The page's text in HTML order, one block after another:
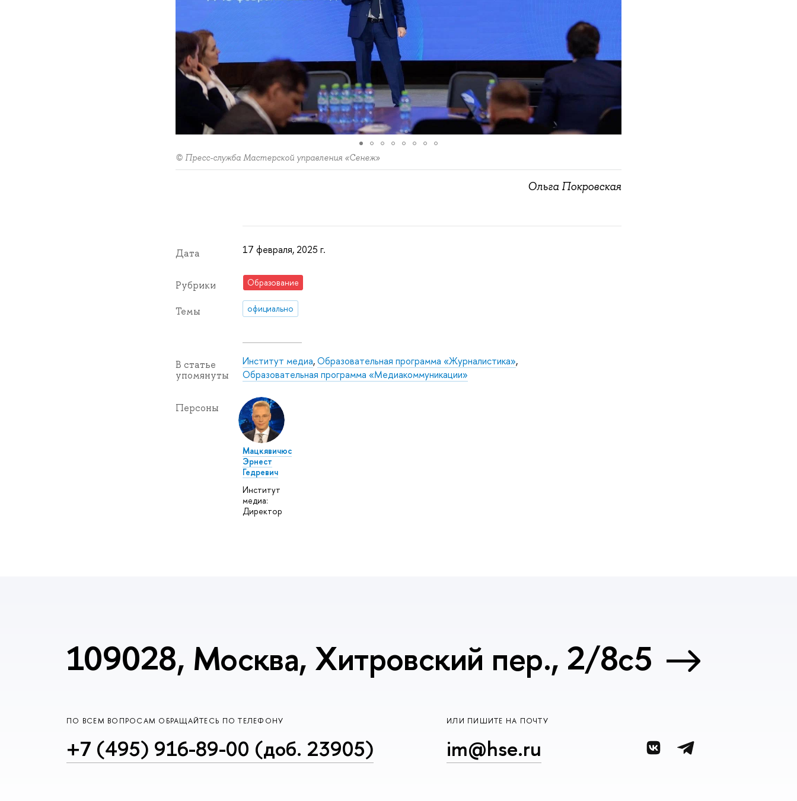
© Пресс-служба Мастерской управления «Сенеж»
Ольга Покровская
Дата 17 февраля, 2025 г.
Рубрики Образование
Темы официально
В статье
упомянуты
Институт медиа,Образовательная программа «Журналистика»,
Образовательная программа «Медиакоммуникации»
Персоны
Мацкявичюс
Эрнест
Гедревич
Институт
медиа:
Директор
109028, Москва, Хитровский пер., 2/8с5
ПО ВСЕМ ВОПРОСАМ ОБРАЩАЙТЕСЬ ПО ТЕЛЕФОНУ
+7 (495) 916-89-00 (доб. 23905)
ИЛИ ПИШИТЕ НА ПОЧТУ
im@hse.ru